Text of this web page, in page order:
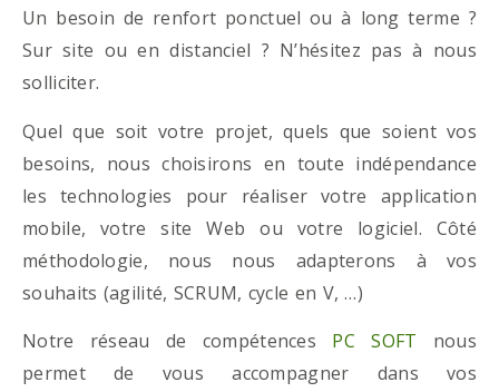
Un besoin de renfort ponctuel ou à long terme ?
Sur site ou en distanciel ? N’hésitez pas à nous
solliciter.
Quel que soit votre projet, quels que soient vos
besoins, nous choisirons en toute indépendance
les technologies pour réaliser votre application
mobile, votre site Web ou votre logiciel. Côté
méthodologie, nous nous adapterons à vos
souhaits (agilité, SCRUM, cycle en V, …)
Notre réseau de compétences PC SOFT nous
permet de vous accompagner dans vos